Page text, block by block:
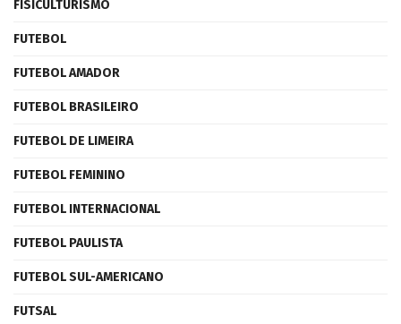
FISICULTURISMO
FUTEBOL
FUTEBOL AMADOR
FUTEBOL BRASILEIRO
FUTEBOL DE LIMEIRA
FUTEBOL FEMININO
FUTEBOL INTERNACIONAL
FUTEBOL PAULISTA
FUTEBOL SUL-AMERICANO
FUTSAL